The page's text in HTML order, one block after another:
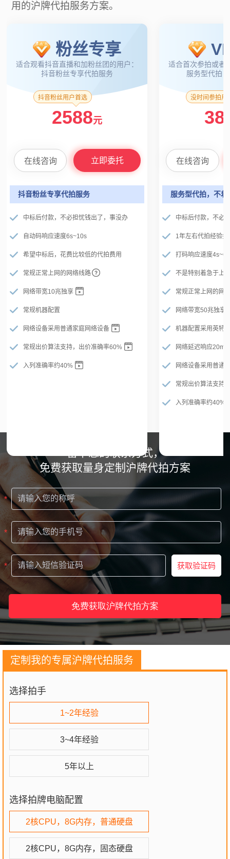
用的沪牌代拍服务方案。
粉丝专享
适合观看抖音直播和加粉丝团的用户：
抖音粉丝专享代拍服务
2588元
抖音粉丝用户首选
在线咨询 立即委托
抖音粉丝专享代拍服务
中标后付款，不必担忧钱出了，事没办
自动码响应速度6s~10s
希望中标后，花费比较低的代拍费用
常规正常上网的网络线路
网络带宽10兆独享
常规机器配置
网络设备采用普通家庭网络设备
常规出价算法支持，出价准确率60%
入列准确率约40%
适合首次参拍或者
服务型代拍
没时间参拍用
在线咨询
服务型代拍，不着
中标后付款，不必
1年左右代拍经验拍
打码响应速度4s~6s
不是特别着急于上
常规正常上网的网
网络带宽50兆独享
机器配置采用英特
网络延迟响应20ms
网络设备采用普通
常规出价算法支持
入列准确率约40%
留下您的联系方式，
免费获取量身定制沪牌代拍方案
* 请输入您的称呼
* 请输入您的手机号
* 请输入短信验证码 获取验证码
免费获取沪牌代拍方案
定制我的专属沪牌代拍服务
选择拍手
1~2年经验
3~4年经验
5年以上
选择拍牌电脑配置
2核CPU，8G内存，普通硬盘
2核CPU，8G内存，固态硬盘